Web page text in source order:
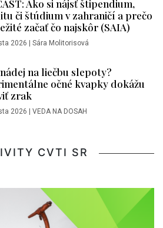
Ako si nájsť štipendium,
či štúdium v zahraničí a prečo
začať čo najskôr (SAIA)
2026 Sára Molitorisová
na liečbu slepoty?
očné kvapky dokážu
zrak
2026 VEDA NA DOSAH
CVTI SR